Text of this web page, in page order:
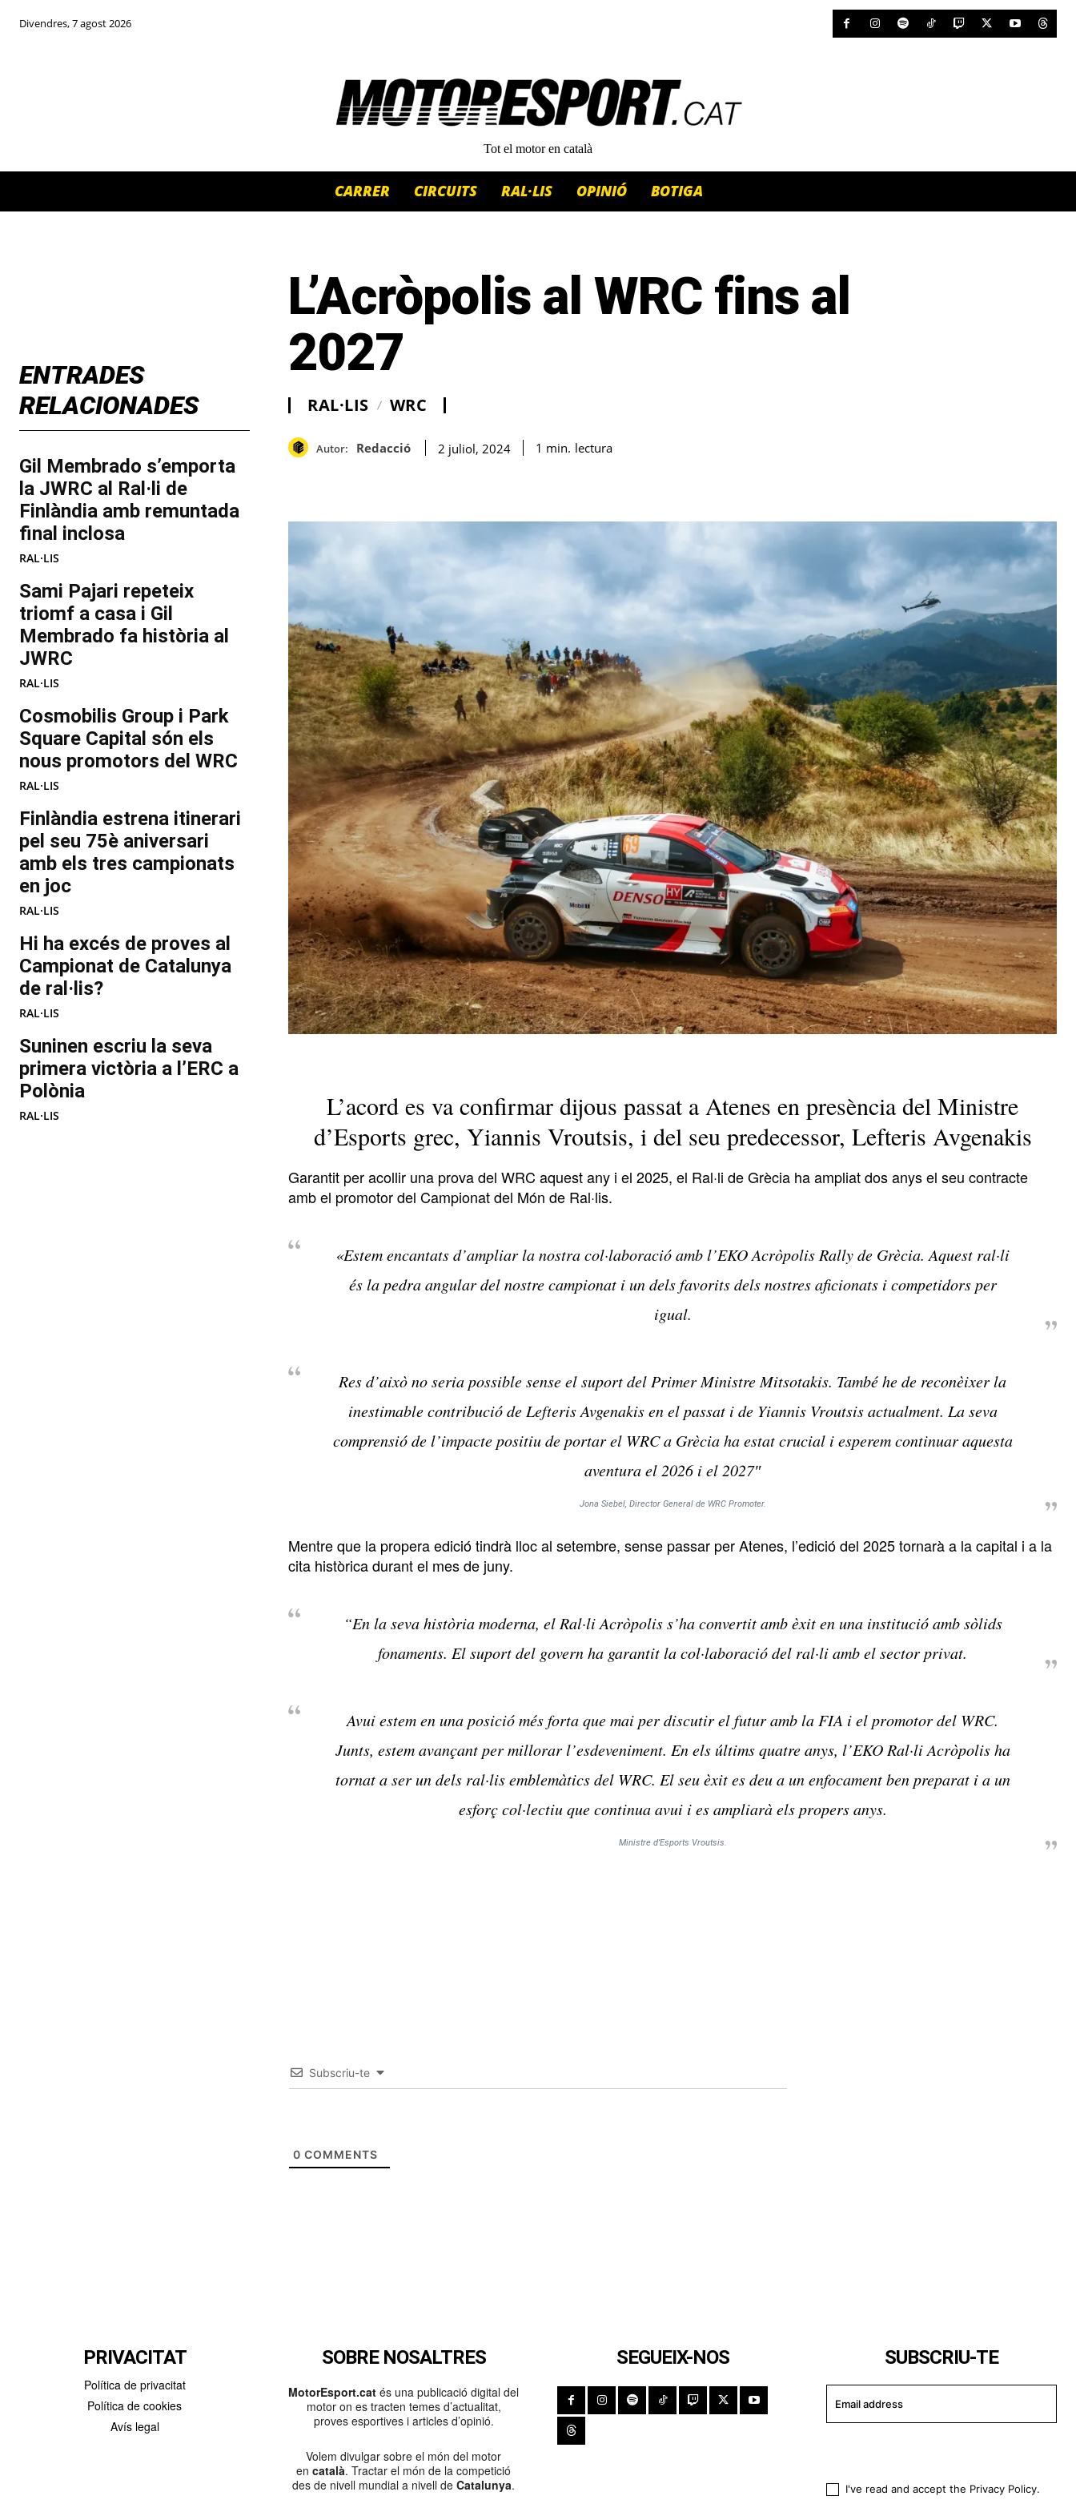
Divendres, 7 agost 2026
Tot el motor en català
CARRER CIRCUITS RAL·LIS OPINIÓ BOTIGA
ENTRADES
RELACIONADES
Gil Membrado s’emporta
la JWRC al Ral·li de
Finlàndia amb remuntada
final inclosa
RAL·LIS
Sami Pajari repeteix
triomf a casa i Gil
Membrado fa història al
JWRC
RAL·LIS
Cosmobilis Group i Park
Square Capital són els
nous promotors del WRC
RAL·LIS
Finlàndia estrena itinerari
pel seu 75è aniversari
amb els tres campionats
en joc
RAL·LIS
Hi ha excés de proves al
Campionat de Catalunya
de ral·lis?
RAL·LIS
Suninen escriu la seva
primera victòria a l’ERC a
Polònia
RAL·LIS
L’Acròpolis al WRC fins al
2027
RAL·LIS WRC
Autor: Redacció 2 juliol, 2024 1 min. lectura
L’acord es va confirmar dijous passat a Atenes en presència del Ministre
d’Esports grec, Yiannis Vroutsis, i del seu predecessor, Lefteris Avgenakis
Garantit per acollir una prova del WRC aquest any i el 2025, el Ral·li de Grècia ha ampliat dos anys el seu contracte
amb el promotor del Campionat del Món de Ral·lis.
«Estem encantats d’ampliar la nostra col·laboració amb l’EKO Acròpolis Rally de Grècia. Aquest ral·li
és la pedra angular del nostre campionat i un dels favorits dels nostres aficionats i competidors per
igual.
Res d’això no seria possible sense el suport del Primer Ministre Mitsotakis. També he de reconèixer la
inestimable contribució de Lefteris Avgenakis en el passat i de Yiannis Vroutsis actualment. La seva
comprensió de l’impacte positiu de portar el WRC a Grècia ha estat crucial i esperem continuar aquesta
aventura el 2026 i el 2027″
Jona Siebel, Director General de WRC Promoter.
Mentre que la propera edició tindrà lloc al setembre, sense passar per Atenes, l’edició del 2025 tornarà a la capital i a la
cita històrica durant el mes de juny.
“En la seva història moderna, el Ral·li Acròpolis s’ha convertit amb èxit en una institució amb sòlids
fonaments. El suport del govern ha garantit la col·laboració del ral·li amb el sector privat.
Avui estem en una posició més forta que mai per discutir el futur amb la FIA i el promotor del WRC.
Junts, estem avançant per millorar l’esdeveniment. En els últims quatre anys, l’EKO Ral·li Acròpolis ha
tornat a ser un dels ral·lis emblemàtics del WRC. El seu èxit es deu a un enfocament ben preparat i a un
esforç col·lectiu que continua avui i es ampliarà els propers anys.
Ministre d’Esports Vroutsis.
Subscriu-te
0 COMMENTS
PRIVACITAT
Política de privacitat
Política de cookies
Avís legal
SOBRE NOSALTRES
MotorEsport.cat és una publicació digital del
motor on es tracten temes d’actualitat,
proves esportives i articles d’opinió.
Volem divulgar sobre el món del motor
en català. Tractar el món de la competició
des de nivell mundial a nivell de Catalunya.
SEGUEIX-NOS SUBSCRIU-TE
I've read and accept the Privacy Policy.